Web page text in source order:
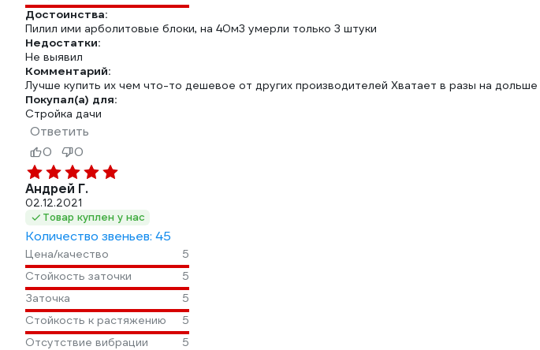
Достоинства:
Пилил ими арболитовые блоки, на 40м3 умерли только 3 штуки
Недостатки:
Не выявил
Комментарий:
Лучше купить их чем что-то дешевое от других производителей Хватает в разы на дольше
Покупал(а) для:
Стройка дачи
Ответить
0
0
Андрей Г.
02.12.2021
Товар куплен у нас
Количество звеньев: 45
Цена/качество
5
Стойкость заточки
5
Заточка
5
Стойкость к растяжению
5
Отсутствие вибрации
5